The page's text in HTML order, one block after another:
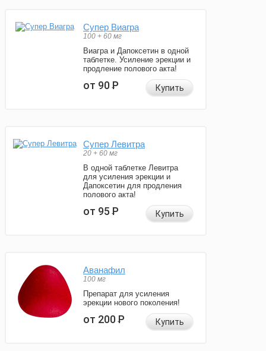
Супер Виагра
100 + 60 мг
Виагра и Дапоксетин в одной
таблетке. Усиление эрекции и
продление полового акта!
от 90Р Купить
Супер Левитра
20 + 60 мг
В одной таблетке Левитра
для усиления эрекции и
Дапоксетин для продления
полового акта!
от 95Р Купить
Аванафил
100 мг
Препарат для усиления
эрекции нового поколения!
от 200Р Купить